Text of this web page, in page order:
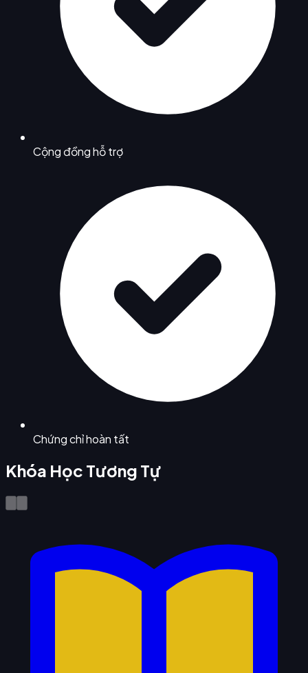
Cộng đồng hỗ trợ
Chứng chỉ hoàn tất
Khóa Học Tương Tự